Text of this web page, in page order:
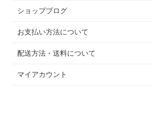
ショップブログ
お支払い方法について
配送方法・送料について
マイアカウント